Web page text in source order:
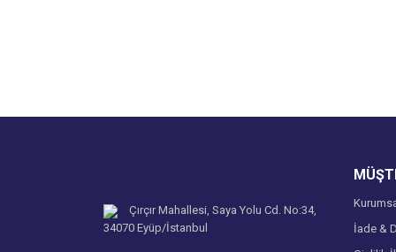
Çırçır Mahallesi, Saya Yolu Cd. No:34,
34070 Eyüp/İstanbul
İade &